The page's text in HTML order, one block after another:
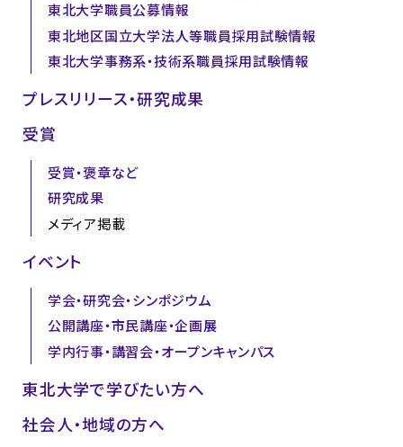
東北大学職員公募情報
東北地区国立大学法人等職員採用試験情報
東北大学事務系・技術系職員採用試験情報
プレスリリース・研究成果
受賞
受賞・褒章など
研究成果
メディア掲載
イベント
学会・研究会・シンポジウム
公開講座・市民講座・企画展
学内行事・講習会・オープンキャンパス
東北大学で学びたい方へ
社会人・地域の方へ